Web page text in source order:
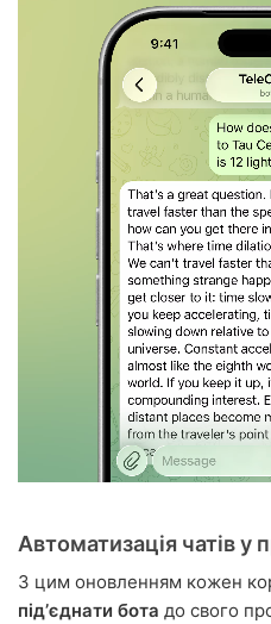
Автоматизація чатів у
З цим оновленням кожен
підʼєднати бота до свого